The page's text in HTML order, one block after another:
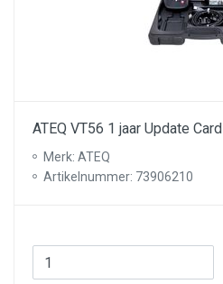
ATEQ VT56 1 jaar Update Card
Merk: ATEQ
Artikelnummer: 73906210